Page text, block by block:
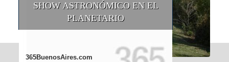
SHOW ASTRONÓMICO EN EL
PLANETARIO
365BuenosAires.com